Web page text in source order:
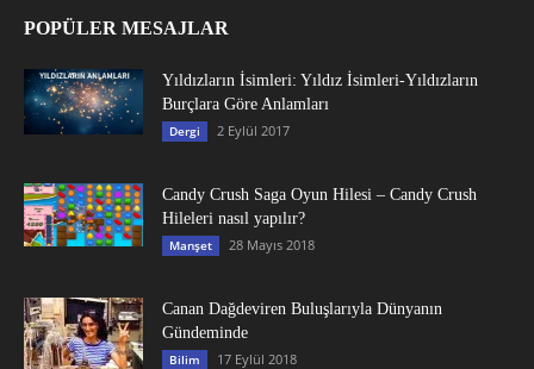
POPÜLER MESAJLAR
Yıldızların İsimleri: Yıldız İsimleri-Yıldızların
Burçlara Göre Anlamları
Dergi 2 Eylül 2017
Candy Crush Saga Oyun Hilesi – Candy Crush
Hileleri nasıl yapılır?
Manşet 28 Mayıs 2018
Canan Dağdeviren Buluşlarıyla Dünyanın
Gündeminde
Bilim 17 Eylül 2018